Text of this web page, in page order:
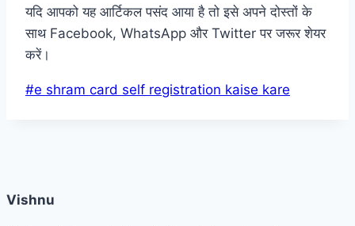
यदि आपको यह आर्टिकल पसंद आया है तो इसे अपने दोस्तों के
साथ Facebook, WhatsApp और Twitter पर जरूर शेयर
करें।
Post
#e shram card self registration kaise kare
Vishnu